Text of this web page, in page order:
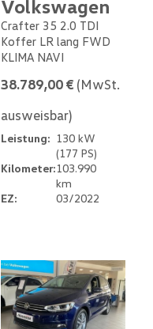
Volkswagen
Crafter 35 2.0 TDI
Koffer LR lang FWD
KLIMA NAVI
38.789,00 € (MwSt.
ausweisbar)
Leistung: 130 kW
(177 PS)
Kilometer:103.990
km
EZ:
03/2022